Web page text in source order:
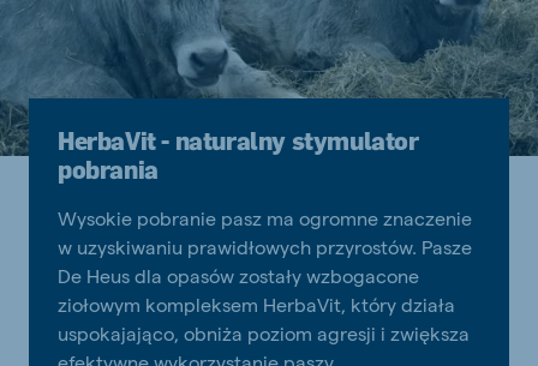
HerbaVit - naturalny stymulator
pobrania
Wysokie pobranie pasz ma ogromne znaczenie
w uzyskiwaniu prawidłowych przyrostów. Pasze
De Heus dla opasów zostały wzbogacone
ziołowym kompleksem HerbaVit, który działa
uspokajająco, obniża poziom agresji i zwiększa